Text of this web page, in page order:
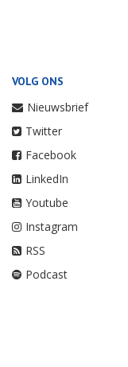
VOLG ONS
Nieuwsbrief
Twitter
Facebook
LinkedIn
Youtube
Instagram
RSS
Podcast